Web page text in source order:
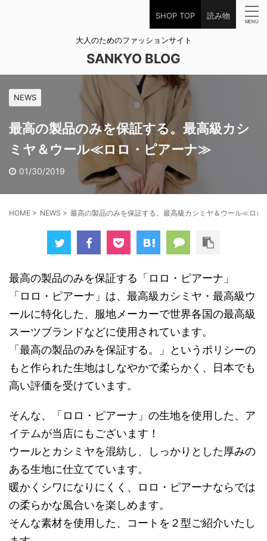
SHOP TOP 読み物
大人のためのファッションサイト
SANKYO BLOG
NEWS
最高の製品のみを保証する。最高級カシ
ミヤ＆ウール≪ロロ・ピアーナ≫
01/30/2019
HOME > NEWS > 最高の製品のみを保証する。最高級カシミヤ＆ウール≪ロ
最高の製品のみを保証する「ロロ・ピアーナ」
「ロロ・ピアーナ」は、最高級カシミヤ・最高級ウ
ールに特化した、服地メーカーで世界各国の最高級
スーツブランドなどに使用されています。
「最高の製品のみを保証する。」というポリシーの
もと作られた生地はしなやかで柔らかく、日本でも
高い評価を受けています。
そんな、「ロロ・ピアーナ」の生地を使用した、ア
イテムが当店にもございます！
ウールとカシミヤを混紡し、しっかりとした厚みの
ある生地に仕立てています。
暖かくシワになりにくく、ロロ・ピアーナならでは
の柔らかな風合いを楽しめます。
そんな素材を使用した、コートを２型ご紹介いたし